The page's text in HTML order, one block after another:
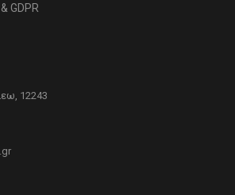
GDPR
12243